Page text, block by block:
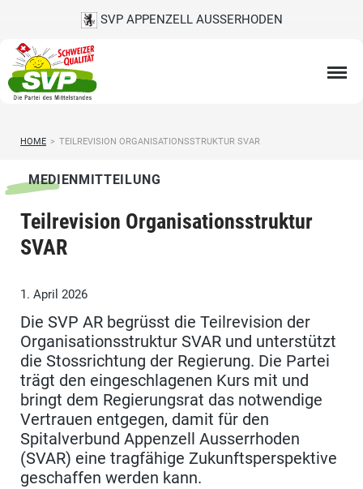
SVP APPENZELL AUSSERHODEN
HOME > TEILREVISION ORGANISATIONSSTRUKTUR SVAR
MEDIENMITTEILUNG
Teilrevision Organisationsstruktur
SVAR
1. April 2026
Die SVP AR begrüsst die Teilrevision der
Organisationsstruktur SVAR und unterstützt
die Stossrichtung der Regierung. Die Partei
trägt den eingeschlagenen Kurs mit und
bringt dem Regierungsrat das notwendige
Vertrauen entgegen, damit für den
Spitalverbund Appenzell Ausserrhoden
(SVAR) eine tragfähige Zukunftsperspektive
geschaffen werden kann.